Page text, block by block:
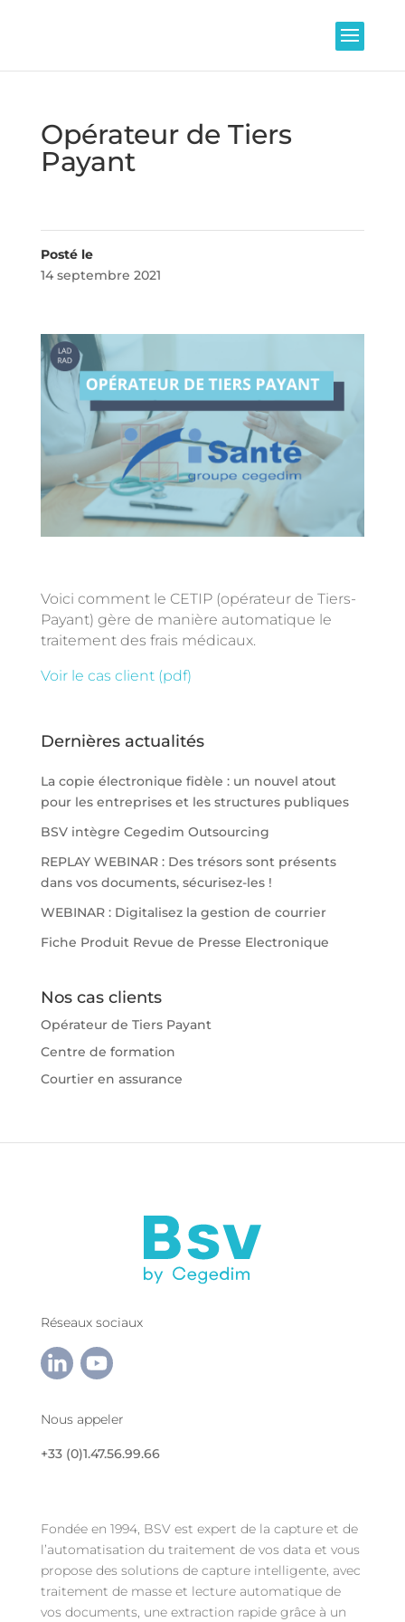
Opérateur de Tiers
Payant
14 septembre 2021
Voici comment le CETIP (opérateur de Tiers-
Payant) gère de manière automatique le
traitement des frais médicaux.
Voir le cas client (pdf)
Dernières actualités
La copie électronique fidèle : un nouvel atout
pour les entreprises et les structures publiques
BSV intègre Cegedim Outsourcing
REPLAY WEBINAR : Des trésors sont présents
dans vos documents, sécurisez-les !
WEBINAR : Digitalisez la gestion de courrier
Fiche Produit Revue de Presse Electronique
Nos cas clients
Opérateur de Tiers Payant
Centre de formation
Courtier en assurance
Réseaux sociaux
Nous appeler
+33 (0)1.47.56.99.66
Fondée en 1994, BSV est expert de la capture et de
l’automatisation du traitement de vos data et vous
propose des solutions de capture intelligente, avec
traitement de masse et lecture automatique de
vos documents, une extraction rapide grâce à un